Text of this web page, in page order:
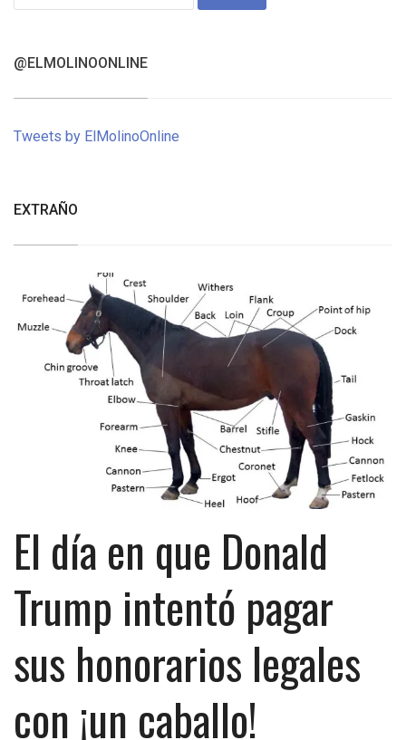
for:
@ELMOLINOONLINE
Tweets by ElMolinoOnline
EXTRAÑO
El día en que Donald
Trump intentó pagar
sus honorarios legales
con ¡un caballo!